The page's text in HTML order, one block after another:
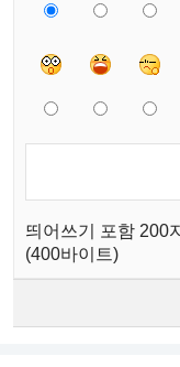
띄어쓰기 포함 200
(400바이트)